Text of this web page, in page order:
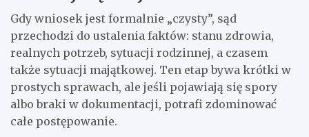
Gdy wniosek jest formalnie „czysty”, sąd
przechodzi do ustalenia faktów: stanu zdrowia,
realnych potrzeb, sytuacji rodzinnej, a czasem
także sytuacji majątkowej. Ten etap bywa krótki w
prostych sprawach, ale jeśli pojawiają się spory
albo braki w dokumentacji, potrafi zdominować
całe postępowanie.